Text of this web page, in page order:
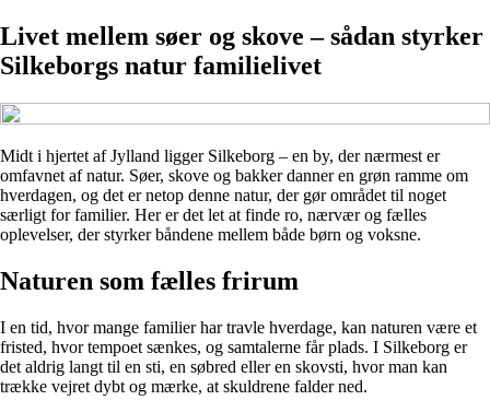
Livet mellem søer og skove – sådan styrker
Silkeborgs natur familielivet
Midt i hjertet af Jylland ligger Silkeborg – en by, der nærmest er
omfavnet af natur. Søer, skove og bakker danner en grøn ramme om
hverdagen, og det er netop denne natur, der gør området til noget
særligt for familier. Her er det let at finde ro, nærvær og fælles
oplevelser, der styrker båndene mellem både børn og voksne.
Naturen som fælles frirum
I en tid, hvor mange familier har travle hverdage, kan naturen være et
fristed, hvor tempoet sænkes, og samtalerne får plads. I Silkeborg er
det aldrig langt til en sti, en søbred eller en skovsti, hvor man kan
trække vejret dybt og mærke, at skuldrene falder ned.